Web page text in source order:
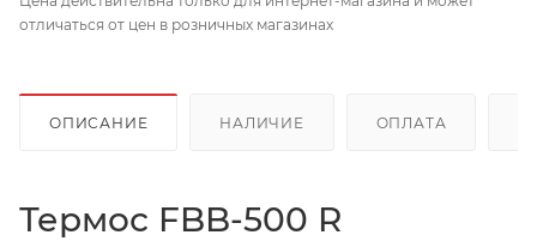
отличаться от цен в розничных магазинах
ОПИСАНИЕ НАЛИЧИЕ ОПЛАТА
Термос FBB-500 R